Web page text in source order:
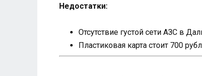
Недостатки:
Отсутствие густой сети АЗС в
Пластиковая карта стоит 700